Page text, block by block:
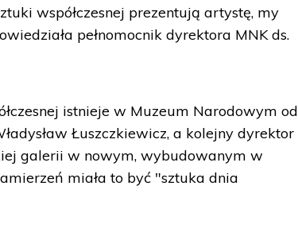
współczesnej prezentują artystę, my
pełnomocnik dyrektora MNK ds.
istnieje w Muzeum Narodowym od
Łuszczkiewicz, a kolejny dyrektor
galerii w nowym, wybudowanym w
miała to być "sztuka dnia